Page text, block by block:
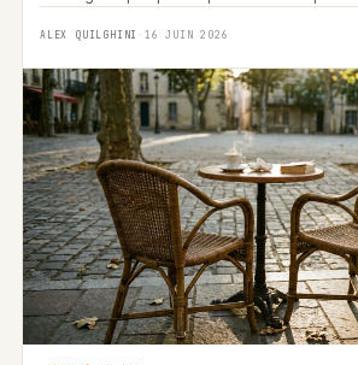
ALEX QUILGHINI · 16 JUIN 2026